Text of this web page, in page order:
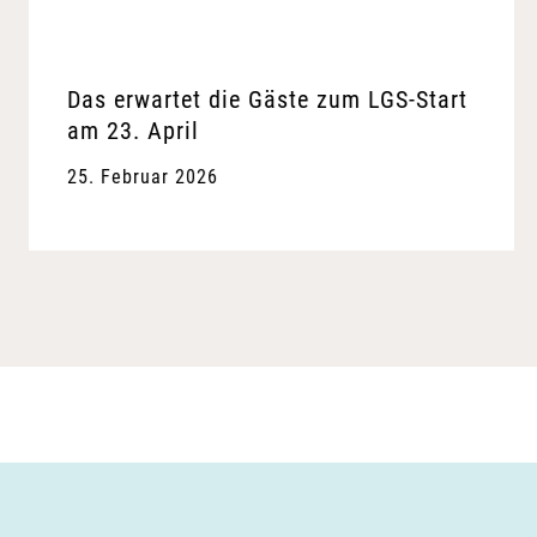
Das erwartet die Gäste zum LGS-Start
am 23. April
25. Februar 2026